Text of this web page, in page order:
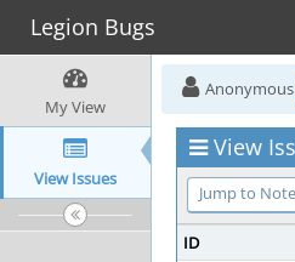
Legion Bugs
My View
View Issues
Anonymous
View
Jump to
ID